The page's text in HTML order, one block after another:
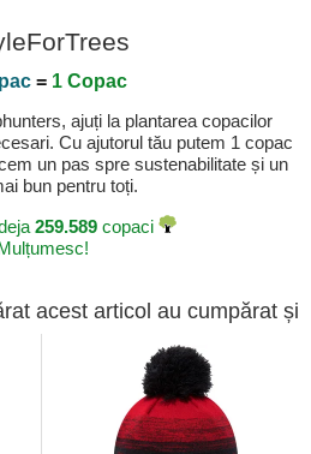
= 1 Copac
ajuți la plantarea copacilor
Cu ajutorul tău putem 1 copac
un pas spre sustenabilitate și un
bun pentru toți.
259.589copaci
acest articol au cumpărat și